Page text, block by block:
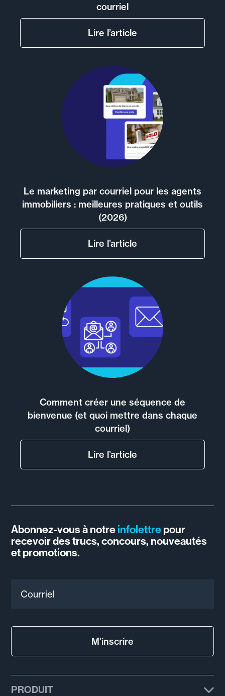
courriel
Lire l’article
Le marketing par courriel pour les agents
immobiliers : meilleures pratiques et outils
(2026)
Lire l’article
Comment créer une séquence de
bienvenue (et quoi mettre dans chaque
courriel)
Lire l’article
Abonnez-vous à notreinfolettrepour
recevoir des trucs, concours, nouveautés
et promotions.
M’inscrire
PRODUIT